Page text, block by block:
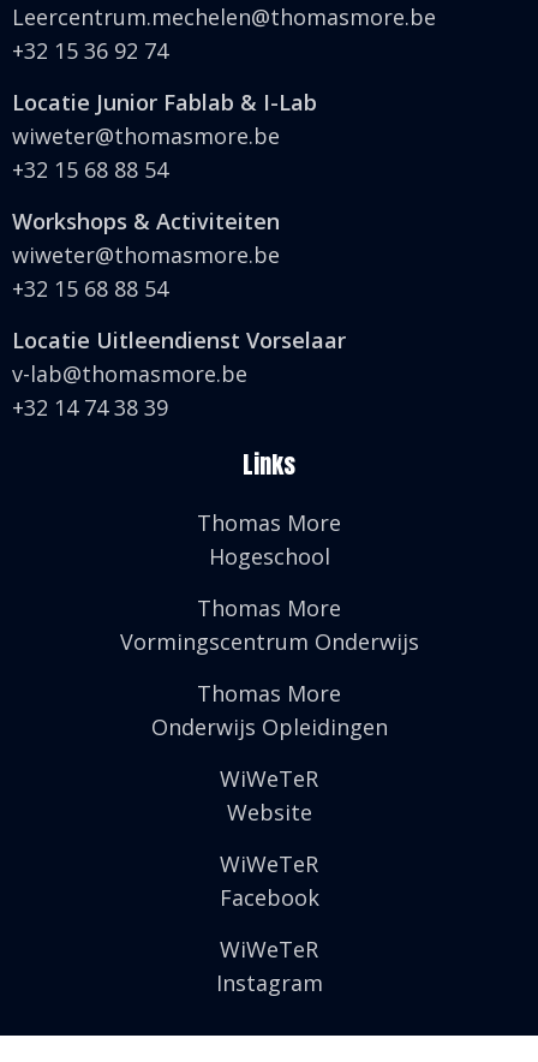
Leercentrum.mechelen@thomasmore.be
+32 15 36 92 74
Locatie Junior Fablab & I-Lab
wiweter@thomasmore.be
+32 15 68 88 54
Workshops & Activiteiten
wiweter@thomasmore.be
+32 15 68 88 54
Locatie Uitleendienst Vorselaar
v-lab@thomasmore.be
+32 14 74 38 39
Links
Thomas More
Hogeschool
Thomas More
Vormingscentrum Onderwijs
Thomas More
Onderwijs Opleidingen
WiWeTeR
Website
WiWeTeR
Facebook
WiWeTeR
Instagram